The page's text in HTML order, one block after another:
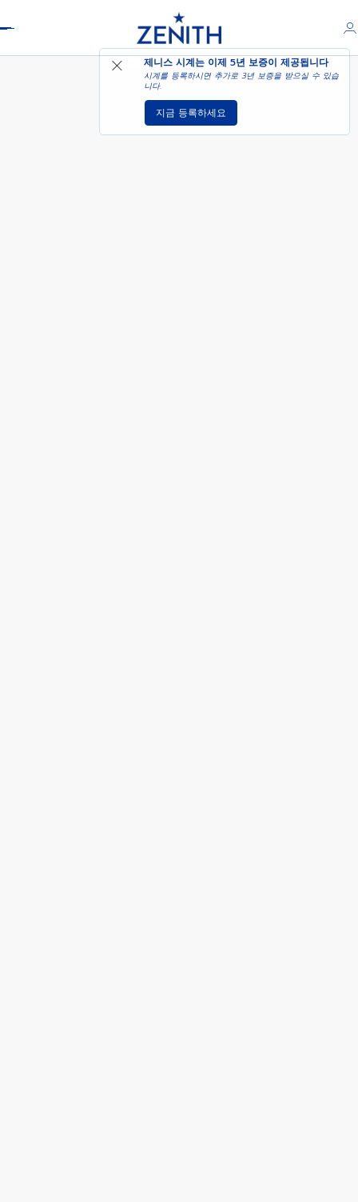
제니스 시계는 이제5년 보증이 제공됩니다
시계를 등록하시면 추가로 3년 보증을 받으실 수 있습
니다.
지금 등록하세요
ELITE MOONPHASE